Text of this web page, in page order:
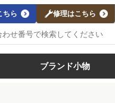
ちら 修理はこちら
ブランド小物